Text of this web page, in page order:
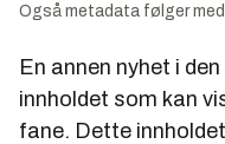
Også metadata følger
En annen nyhet i
innholdet som kan
fane. Dette